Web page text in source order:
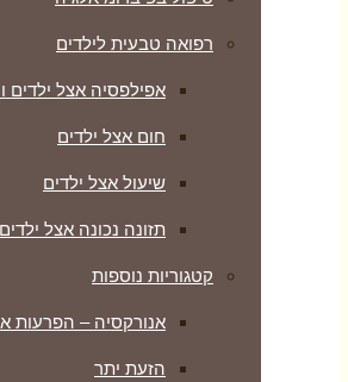
רפואה טבעית לילדים
אפילפסיה אצל ילדים
חום אצל ילדים
שיעול אצל ילדים
תזונה נכונה אצל ילדים
קטגוריות נוספות
אנורקסיה – הפרעות
הזעת יתר